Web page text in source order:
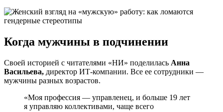
Когда мужчины в подчинении
Своей историей с читателями «НИ» поделилась Анна
Васильева, директор ИТ-компании. Все ее сотрудники —
мужчины разных возрастов.
«Моя профессия — управленец, и больше 19 лет
я управляю коллективами, чаще всего